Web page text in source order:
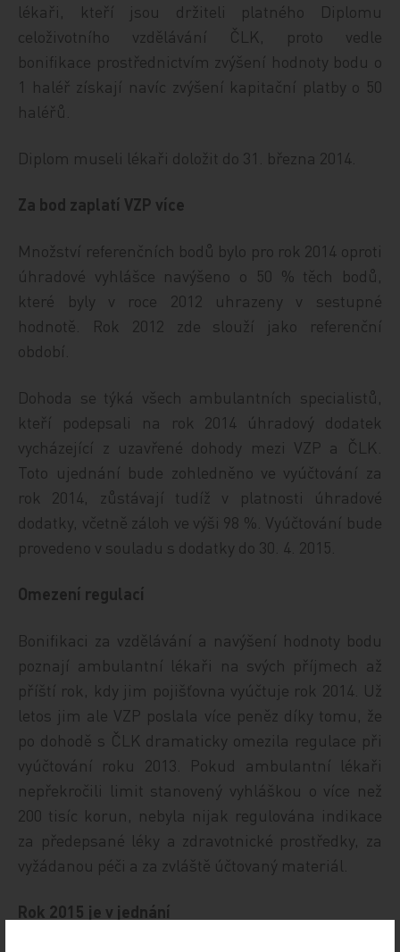
lékaři, kteří jsou držiteli platného Diplomu
celoživotního vzdělávání ČLK, proto vedle
bonifikace prostřednictvím zvýšení hodnoty bodu o
1 haléř získají navíc zvýšení kapitační platby o 50
haléřů.
Diplom museli lékaři doložit do 31. března 2014.
Za bod zaplatí VZP více
Množství referenčních bodů bylo pro rok 2014 oproti
úhradové vyhlášce navýšeno o 50 % těch bodů,
které byly v roce 2012 uhrazeny v sestupné
hodnotě. Rok 2012 zde slouží jako referenční
období.
Dohoda se týká všech ambulantních specialistů,
kteří podepsali na rok 2014 úhradový dodatek
vycházející z uzavřené dohody mezi VZP a ČLK.
Toto ujednání bude zohledněno ve vyúčtování za
rok 2014, zůstávají tudíž v platnosti úhradové
dodatky, včetně záloh ve výši 98 %. Vyúčtování bude
provedeno v souladu s dodatky do 30. 4. 2015.
Omezení regulací
Bonifikaci za vzdělávání a navýšení hodnoty bodu
poznají ambulantní lékaři na svých příjmech až
příští rok, kdy jim pojišťovna vyúčtuje rok 2014. Už
letos jim ale VZP poslala více peněz díky tomu, že
po dohodě s ČLK dramaticky omezila regulace při
vyúčtování roku 2013. Pokud ambulantní lékaři
nepřekročili limit stanovený vyhláškou o více než
200 tisíc korun, nebyla nijak regulována indikace
za předepsané léky a zdravotnické prostředky, za
vyžádanou péči a za zvláště účtovaný materiál.
Rok 2015 je v jednání